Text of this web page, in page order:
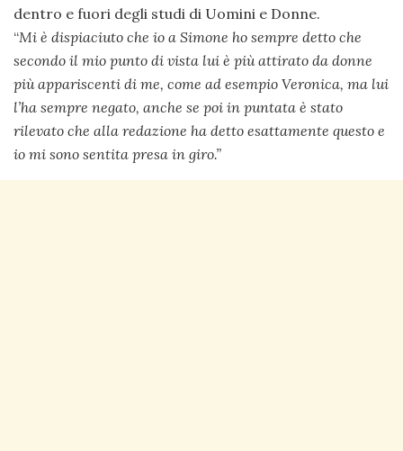
dentro e fuori degli studi di Uomini e Donne.
“Mi è dispiaciuto che io a Simone ho sempre detto che
secondo il mio punto di vista lui è più attirato da donne
più appariscenti di me, come ad esempio Veronica, ma lui
l’ha sempre negato, anche se poi in puntata è stato
rilevato che alla redazione ha detto esattamente questo e
io mi sono sentita presa in giro.”